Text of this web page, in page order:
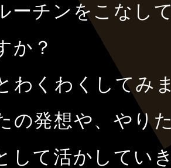
ーチンをこなし
か？
わくわくしてみ
の発想や、やり
して活かしてい